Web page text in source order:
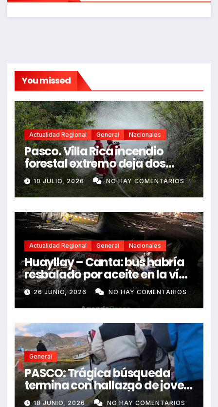
You missed
Actualidad Regional General Nacionales
Pasco. Villa Rica incendio
forestal extremo deja dos
fallecidos y heridos
10 JULIO, 2026 NO HAY COMENTARIOS
Actualidad Regional General Nacionales
Huayllay – Canta: bus habría
resbalado por aceite en la vía
e impactó auto siniestrado
dejando dos fallecidos
26 JUNIO, 2026 NO HAY COMENTARIOS
General
PASCO: Trágica búsqueda
termina con hallazgo de joven
sin vida en Rancas
18 JUNIO, 2026 NO HAY COMENTARIOS